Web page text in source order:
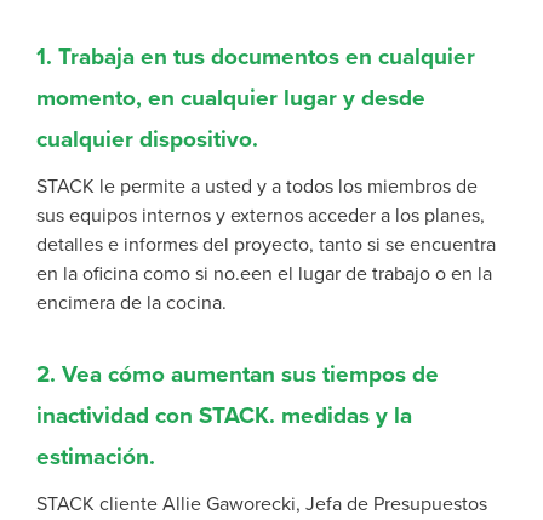
1. Trabaja en tus documentos en cualquier
momento, en cualquier lugar y desde
cualquier dispositivo.
STACK le permite a usted y a todos los miembros de
sus equipos internos y externos acceder a los planes,
detalles e informes del proyecto, tanto si se encuentra
en la oficina como si no.een el lugar de trabajo o en la
encimera de la cocina.
2. Vea cómo aumentan sus tiempos de
inactividad con STACK. medidas y la
estimación.
STACK cliente Allie Gaworecki, Jefa de Presupuestos